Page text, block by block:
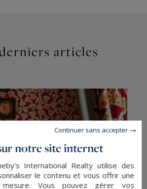
articles
notre site internet
International Realty utilise des
le contenu et vous offrir une
Vous pouvez gérer vos
Continuer sans accepter